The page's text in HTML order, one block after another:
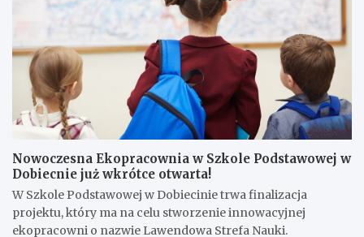
Nowoczesna Ekopracownia w Szkole Podstawowej w
Dobiecnie już wkrótce otwarta!
W Szkole Podstawowej w Dobiecinie trwa finalizacja
projektu, który ma na celu stworzenie innowacyjnej
ekopracowni o nazwie Lawendowa Strefa Nauki.